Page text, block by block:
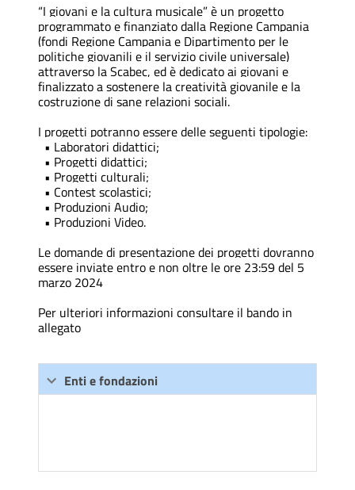
“I giovani e la cultura musicale” è un progetto
programmato e finanziato dalla Regione Campania
(fondi Regione Campania e Dipartimento per le
politiche giovanili e il servizio civile universale)
attraverso la Scabec, ed è dedicato ai giovani e
finalizzato a sostenere la creatività giovanile e la
costruzione di sane relazioni sociali.
I progetti potranno essere delle seguenti tipologie:
• Laboratori didattici;
• Progetti didattici;
• Progetti culturali;
• Contest scolastici;
• Produzioni Audio;
• Produzioni Video.
Le domande di presentazione dei progetti dovranno
essere inviate entro e non oltre le ore 23:59 del 5
marzo 2024
Per ulteriori informazioni consultare il bando in
allegato
Enti e fondazioni